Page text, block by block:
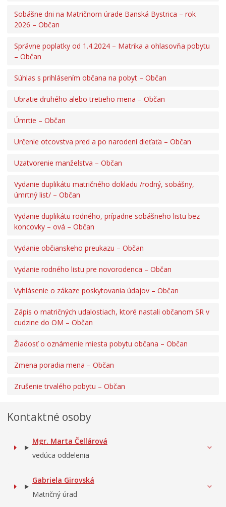
Sobášne dni na Matričnom úrade Banská Bystrica – rok
2026 – Občan
Správne poplatky od 1.4.2024 – Matrika a ohlasovňa pobytu
– Občan
Súhlas s prihlásením občana na pobyt – Občan
Ubratie druhého alebo tretieho mena – Občan
Úmrtie – Občan
Určenie otcovstva pred a po narodení dieťaťa – Občan
Uzatvorenie manželstva – Občan
Vydanie duplikátu matričného dokladu /rodný, sobášny,
úmrtný list/ – Občan
Vydanie duplikátu rodného, prípadne sobášneho listu bez
koncovky – ová – Občan
Vydanie občianskeho preukazu – Občan
Vydanie rodného listu pre novorodenca – Občan
Vyhlásenie o zákaze poskytovania údajov – Občan
Zápis o matričných udalostiach, ktoré nastali občanom SR v
cudzine do OM – Občan
Žiadosť o oznámenie miesta pobytu občana – Občan
Zmena poradia mena – Občan
Zrušenie trvalého pobytu – Občan
Kontaktné osoby
Mgr. Marta Čellárová
vedúca oddelenia
Gabriela Girovská
Matričný úrad